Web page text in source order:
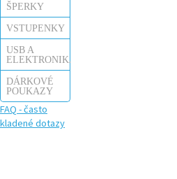
ŠPERKY
VSTUPENKY
USB A
ELEKTRONIKA
DÁRKOVÉ
POUKAZY
FAQ - často
kladené dotazy